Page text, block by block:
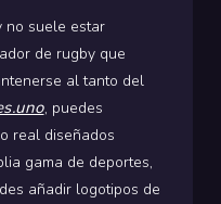
no suele estar
de rugby que
al tanto del
, puedes
real diseñados
gama de deportes,
añadir logotipos de